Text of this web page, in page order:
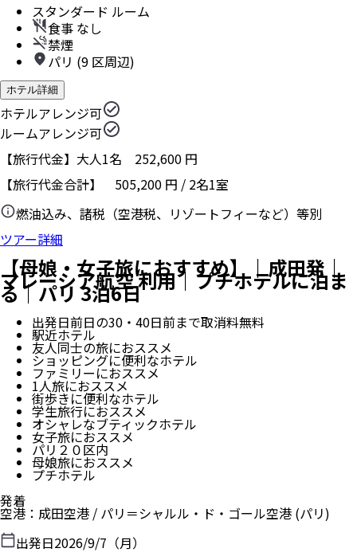
スタンダード ルーム
食事 なし
禁煙
パリ (9 区周辺)
ホテル詳細
ホテルアレンジ可
ルームアレンジ可
【旅行代金】大人1名 252,600 円
【旅行代金合計】 505,200 円 / 2名1室
燃油込み、諸税（空港税、リゾートフィーなど）等別
ツアー詳細
【母娘・女子旅におすすめ】｜成田発｜
マレーシア航空 利用｜プチホテルに泊ま
る｜パリ 3泊6日
出発日前日の30・40日前まで取消料無料
駅近ホテル
友人同士の旅におススメ
ショッピングに便利なホテル
ファミリーにおススメ
1人旅におススメ
街歩きに便利なホテル
学生旅行におススメ
オシャレなブティックホテル
女子旅におススメ
パリ２０区内
母娘旅におススメ
プチホテル
発着
空港 ： 成田空港 / パリ＝シャルル・ド・ゴール空港 (パリ)
出発日2026/9/7（月）